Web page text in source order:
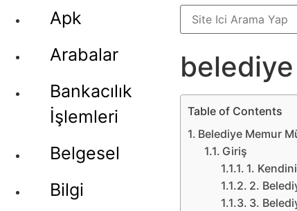
Apk
Arabalar
Bankacılık
İşlemleri
Belgesel
Bilgi
Table of Contents
Belediye Memur
Giriş
1.
2.
3.